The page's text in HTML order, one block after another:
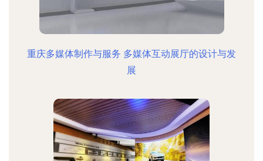
重庆多媒体制作与服务 多媒体互动展厅的设计与发
展